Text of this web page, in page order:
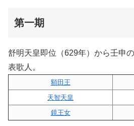
第一期
舒明天皇即位（629年）から壬申
表歌人。
額田王
天智天皇
鏡王女